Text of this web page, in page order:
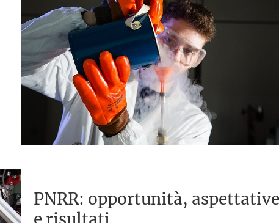
PNRR: opportunità, aspettative